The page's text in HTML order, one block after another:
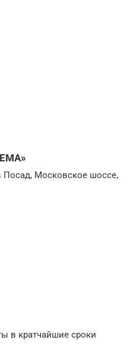
Посад, Московское шоссе,
в кратчайшие сроки